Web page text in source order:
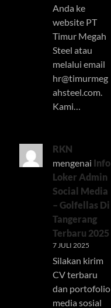
Anda ke
website PT
Timur Megah
Steel atau
melalui email
hr@timurmeg
ahsteel.com
Kami…
RKN
mengenai Info
Loker Admin
Social Media
– Golfellas Di
Tangerang
Terbaru 2025
7 JULI 2025
Silakan kirim
CV terbaru
dan portofolio
media sosial